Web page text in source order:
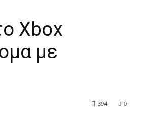
Xbox
με
0
394